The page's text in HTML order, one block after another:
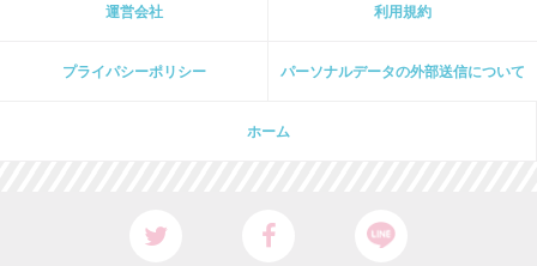
運営会社 利用規約
プライパシーポリシー パーソナルデータの外部送信について
ホーム